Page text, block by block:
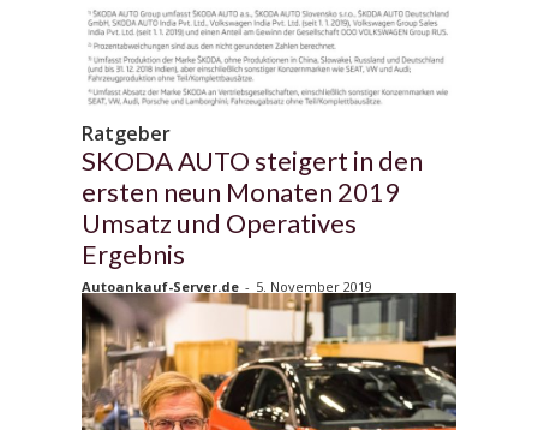
Ratgeber
SKODA AUTO steigert in den
ersten neun Monaten 2019
Umsatz und Operatives
Ergebnis
Autoankauf-Server.de - 5. November 2019